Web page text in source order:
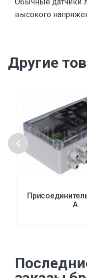
высокого
Другие
А